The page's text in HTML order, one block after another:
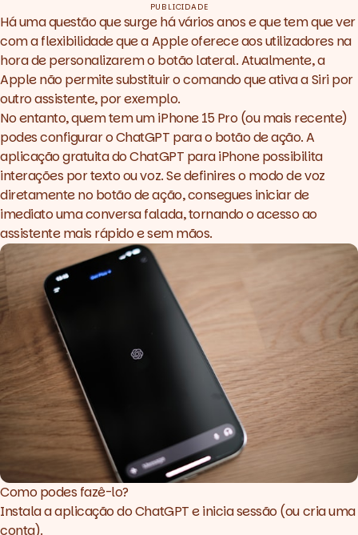
PUBLICIDADE
Há uma questão que surge há vários anos e que tem que ver
com a flexibilidade que a Apple oferece aos utilizadores na
hora de personalizarem o botão lateral. Atualmente, a
Apple não permite substituir o comando que ativa a Siri por
outro assistente, por exemplo.
No entanto, quem tem um iPhone 15 Pro (ou mais recente)
podes configurar o ChatGPT para o botão de ação. A
aplicação gratuita do ChatGPT para iPhone possibilita
interações por texto ou voz. Se definires o modo de voz
diretamente no botão de ação, consegues iniciar de
imediato uma conversa falada, tornando o acesso ao
assistente mais rápido e sem mãos.
Como podes fazê-lo?
Instala a aplicação do ChatGPT e inicia sessão (ou cria uma
conta).